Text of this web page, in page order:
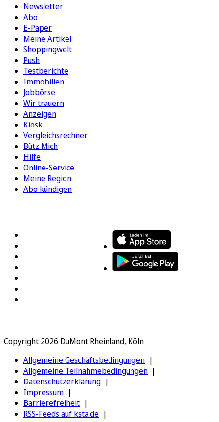
Newsletter
Abo
E-Paper
Meine Artikel
Shoppingwelt
Push
Testberichte
Immobilien
Jobbörse
Wir trauern
Anzeigen
Kiosk
Vergleichsrechner
Bütz Mich
Hilfe
Online-Service
Meine Region
Abo kündigen
Copyright 2026 DuMont Rheinland, Köln
Allgemeine Geschäftsbedingungen
Allgemeine Teilnahmebedingungen
Datenschutzerklärung
Impressum
Barrierefreiheit
RSS-Feeds auf ksta.de